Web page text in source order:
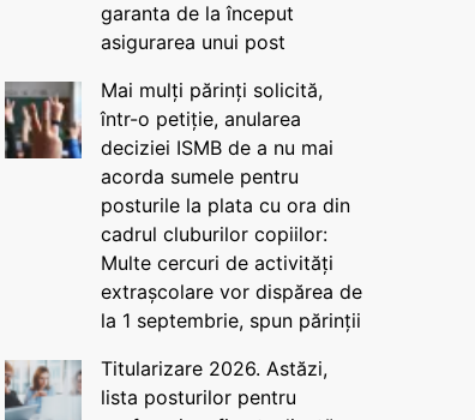
garanta de la început
asigurarea unui post
Mai mulți părinți solicită,
într-o petiție, anularea
deciziei ISMB de a nu mai
acorda sumele pentru
posturile la plata cu ora din
cadrul cluburilor copiilor:
Multe cercuri de activități
extrașcolare vor dispărea de
la 1 septembrie, spun părinții
Titularizare 2026. Astăzi,
lista posturilor pentru